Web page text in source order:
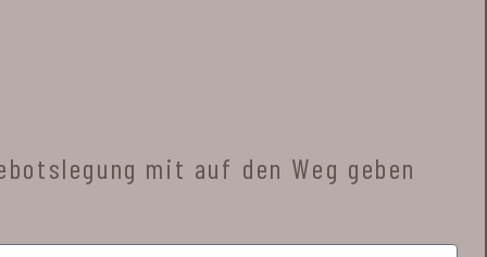
mit auf den Weg geben